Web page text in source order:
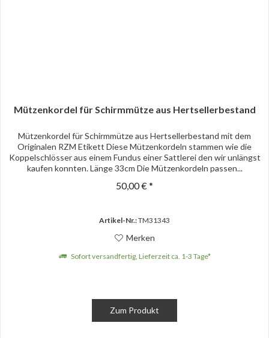
Mützenkordel für Schirmmütze aus Hertsellerbestand
Mützenkordel für Schirmmütze aus Hertsellerbestand mit dem
Originalen RZM Etikett Diese Mützenkordeln stammen wie die
Koppelschlösser aus einem Fundus einer Sattlerei den wir unlängst
kaufen konnten. Länge 33cm Die Mützenkordeln passen...
50,00 € *
Artikel-Nr.:TM31343
Merken
Sofort versandfertig, Lieferzeit ca. 1-3 Tage*
Zum Produkt